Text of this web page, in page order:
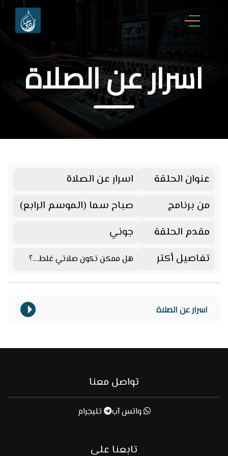
اسرار عن الصلاة
عنوان الحلقة
اسرار عن الصلاة
من برنامج
صباح سما (الموسم الرابع)
مقدم الحلقة
جوني
تفاصيل أكتر
هل ممكن تكون صلاتي غلط….؟
اسرار عن الصلاة
تواصل معنا
واتس آب تليجرام
تابعنا على